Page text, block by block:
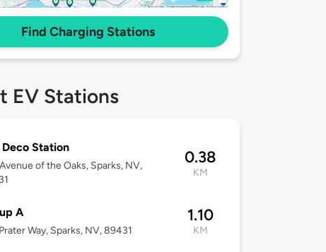
Find Charging Stations
EV Stations
Deco Station
of the Oaks, Sparks, NV,
0.38
KM
A
Way, Sparks, NV, 89431
1.10
KM